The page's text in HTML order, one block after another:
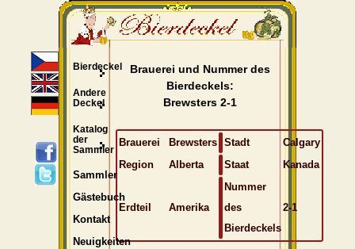
Brauerei und Nummer des
Bierdeckels:
Brewsters 2-1
Brauerei Brewsters Stadt
Calgary
Region
Alberta Staat Kanada
Erdteil Amerika
Nummer
des
Bierdeckels
2-1
Bierdeckel
Andere
Deckel
Katalog
der
Sammler
Sammler
Gästebuch
Kontakt
Neuigkeiten